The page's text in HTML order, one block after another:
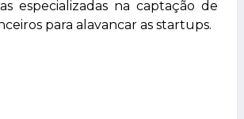
especializadas na captação de
para alavancar as startups.